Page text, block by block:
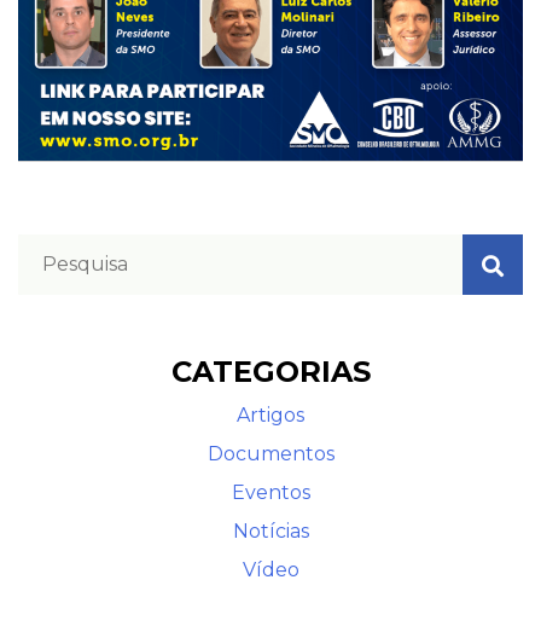
CATEGORIAS
Artigos
Documentos
Eventos
Notícias
Vídeo